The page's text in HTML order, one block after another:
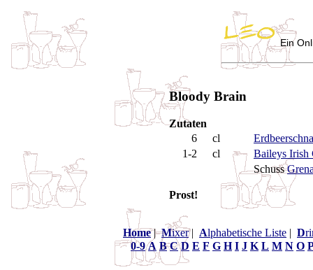
Ein
Bloody Brain
Zutaten
6
cl
1-2
cl
Baileys Irish
Schuss
Prost!
Home|Mixer| Alphabetische Liste | D
0-9 A B C D E F G H I J K L M N O